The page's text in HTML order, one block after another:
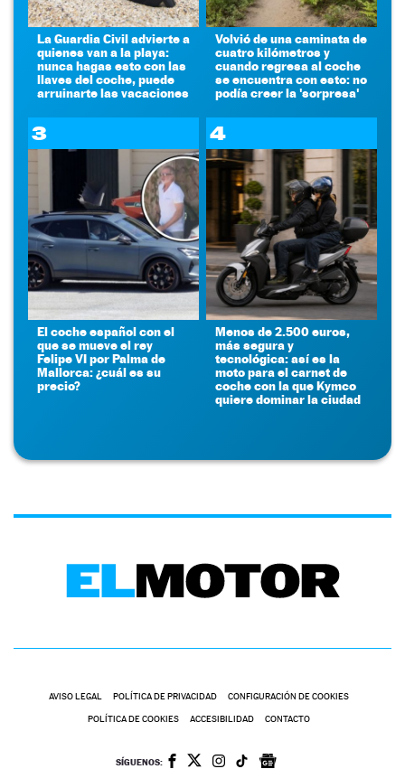
La Guardia Civil advierte a
quienes van a la playa:
nunca hagas esto con las
llaves del coche, puede
arruinarte las vacaciones
Volvió de una caminata de
cuatro kilómetros y
cuando regresa al coche
se encuentra con esto: no
podía creer la 'sorpresa'
3
El coche español con el
que se mueve el rey
Felipe VI por Palma de
Mallorca: ¿cuál es su
precio?
4
Menos de 2.500 euros,
más segura y
tecnológica: así es la
moto para el carnet de
coche con la que Kymco
quiere dominar la ciudad
AVISO LEGAL POLÍTICA DE PRIVACIDAD CONFIGURACIÓN DE COOKIES
POLÍTICA DE COOKIES ACCESIBILIDAD CONTACTO
SÍGUENOS: